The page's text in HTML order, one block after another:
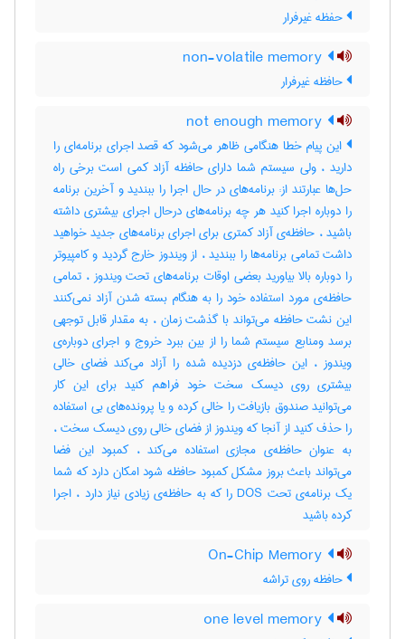
حفظه غیرفرار
حافظه غیرفرار
این پیام خطا هنگامی ظاهر می‌شود که قصد اجرای برنامه‌ای را
دارید ، ولی سیستم شما دارای حافظه آزاد کمی است‌ برخی راه
حل‌ها عبارتند از: برنامه‌های در حال اجرا را ببندید و آخرین برنامه
را دوباره اجرا کنید هر چه برنامه‌های درحال اجرای بیشتری داشته
باشید ، حافظه‌ی آزاد کمتری برای اجرای برنامه‌های جدید خواهید
داشت‌ تمامی برنامه‌ها را ببندید ، از ویندوز خارج گردید و کامپیوتر
را دوباره بالا بیاورید بعضی اوقات‌ برنامه‌های تحت‌ ویندوز ، تمامی
حافظه‌ی مورد استفاده خود را به هنگام بسته شدن آزاد نمی‌کنند
این نشت‌ حافظه می‌تواند با گذشت‌ زمان ، به مقدار قابل توجهی
برسد ومنابع سیستم شما را از بین ببرد خروج و اجرای دوباره‌ی
ویندوز ، این حافظه‌ی دزدیده شده را آزاد می‌کند فضای خالی
بیشتری روی دیسک‌ سخت‌ خود فراهم کنید برای این کار
می‌توانید صندوق بازیافت‌ را خالی کرده و یا پرونده‌های بی استفاده
را حذف‌ کنید از آنجا که ویندوز از فضای خالی روی دیسک‌ سخت‌ ،
به عنوان حافظه‌ی مجازی استفاده می‌کند ، کمبود این فضا
می‌تواند باعث‌ بروز مشکل کمبود حافظه شود امکان دارد که شما
یک‌ برنامه‌ی تحت‌ DOS را که به حافظه‌ی زیادی نیاز دارد ، اجرا
کرده باشید
حافظه روی تراشه